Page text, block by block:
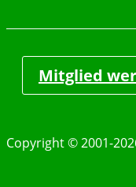
Mitglied
Copyright © 2001-